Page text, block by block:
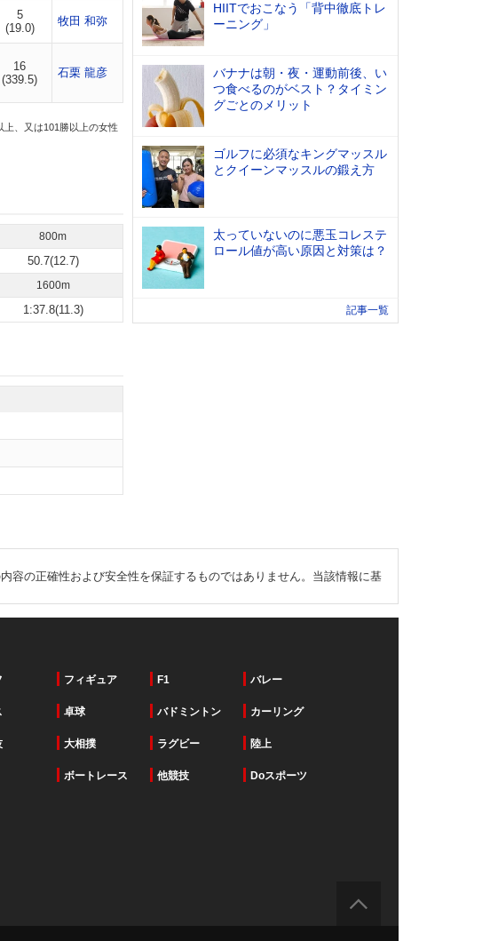
5
(19.0)
牧田 和弥
16
(339.5)
石栗 龍彦
、又は101勝以上の女性
800m
50.7(12.7)
1600m
1:37.8(11.3)
HIITでおこなう「背中徹底トレ
ーニング」
バナナは朝・夜・運動前後、い
つ食べるのがベスト？タイミン
グごとのメリット
ゴルフに必須なキングマッスル
とクイーンマッスルの鍛え方
太っていないのに悪玉コレステ
ロール値が高い原因と対策は？
記事一覧
容の正確性および安全性を保証するものではありません。当該情報に基
フィギュア F1 バレー
卓球 バドミントン カーリング
大相撲 ラグビー 陸上
ボートレース 他競技 Doスポーツ